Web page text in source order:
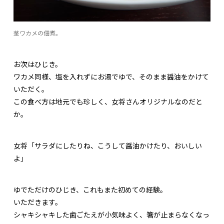
茎ワカメの佃煮。
お次はひじき。
ワカメ同様、塩を入れずにお湯でゆで、そのまま醤油をかけて
いただく。
この食べ方は地元でも珍しく、女将さんオリジナルなのだと
か。
女将「サラダにしたりね、こうして醤油かけたり、おいしい
よ」
ゆでただけのひじき、これもまた初めての経験。
いただきます。
シャキシャキした歯ごたえが小気味よく、箸が止まらなくなっ